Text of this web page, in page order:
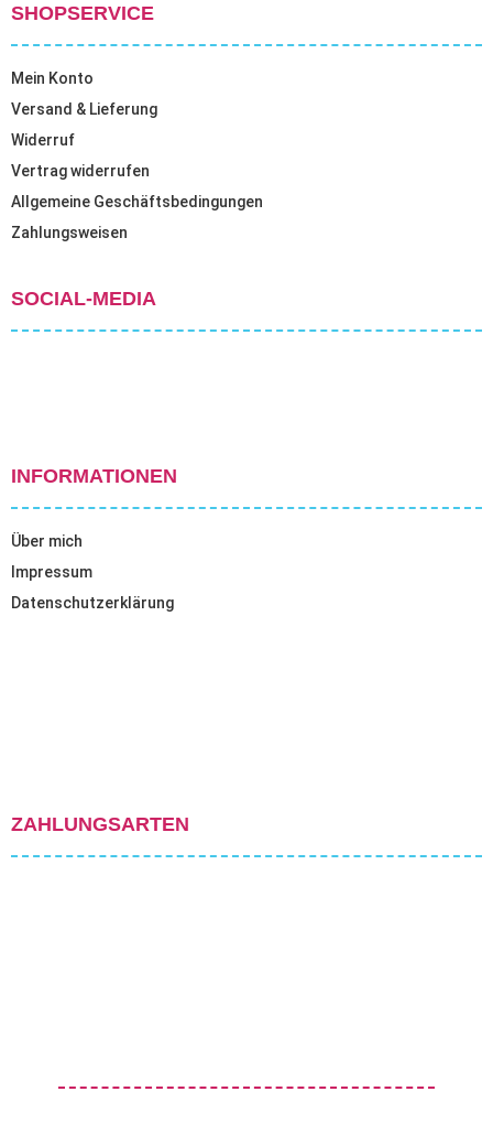
SHOPSERVICE
Mein Konto
Versand & Lieferung
Widerruf
Vertrag widerrufen
Allgemeine Geschäftsbedingungen
Zahlungsweisen
SOCIAL-MEDIA
INFORMATIONEN
Über mich
Impressum
Datenschutzerklärung
ZAHLUNGSARTEN